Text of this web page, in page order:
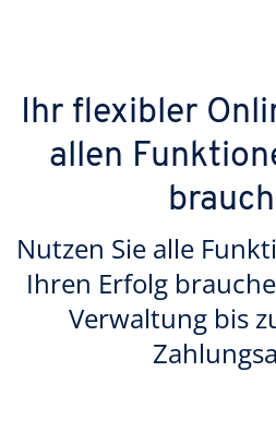
Ihr flexibler
allen
Nutzen Sie alle
Ihren Erfolg
Verwaltung bis